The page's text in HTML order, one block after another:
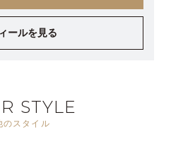
ールを見る
STYLE
のスタイル